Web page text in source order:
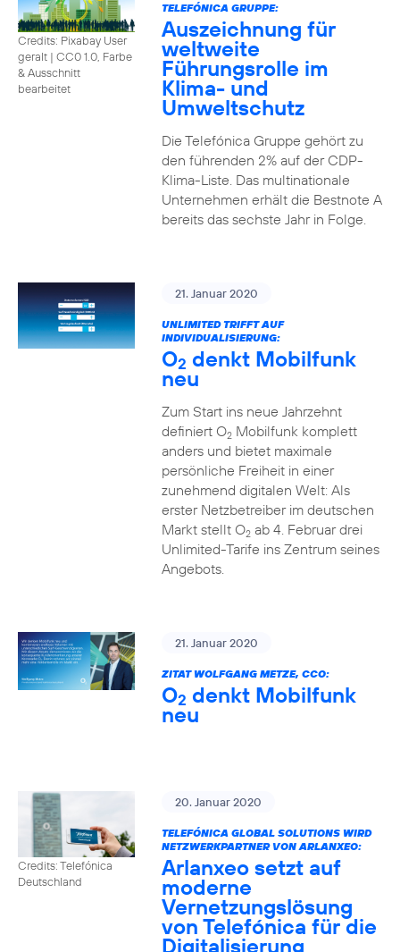
Credits: Pixabay User
geralt | CC0 1.0, Farbe
& Ausschnitt
bearbeitet
TELEFÓNICA GRUPPE:
Auszeichnung für
weltweite
Führungsrolle im
Klima- und
Umweltschutz
Die Telefónica Gruppe gehört zu
den führenden 2% auf der CDP-
Klima-Liste. Das multinationale
Unternehmen erhält die Bestnote A
bereits das sechste Jahr in Folge.
21. Januar 2020
UNLIMITED TRIFFT AUF
INDIVIDUALISIERUNG:
O2 denkt Mobilfunk
neu
Zum Start ins neue Jahrzehnt
definiert O2Mobilfunk komplett
anders und bietet maximale
persönliche Freiheit in einer
zunehmend digitalen Welt: Als
erster Netzbetreiber im deutschen
Markt stellt O2ab 4. Februar drei
Unlimited-Tarife ins Zentrum seines
Angebots.
21. Januar 2020
ZITAT WOLFGANG METZE, CCO:
O2 denkt Mobilfunk
neu
Credits: Telefónica
Deutschland
20. Januar 2020
TELEFÓNICA GLOBAL SOLUTIONS WIRD
NETZWERKPARTNER VON ARLANXEO:
Arlanxeo setzt auf
moderne
Vernetzungslösung
von Telefónica für die
Digitalisierung